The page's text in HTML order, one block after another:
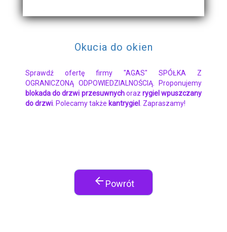
Okucia do okien
Sprawdź ofertę firmy "AGAS" SPÓŁKA Z
OGRANICZONĄ ODPOWIEDZIALNOŚCIĄ. Proponujemy
blokada do drzwi przesuwnychoraz rygiel wpuszczany
do drzwi . Polecamy także kantrygiel . Zapraszamy!
arrow_back Powrót